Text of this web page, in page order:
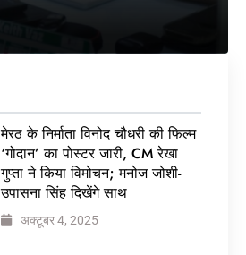
मेरठ के निर्माता विनोद चौधरी की फिल्म
‘गोदान’ का पोस्टर जारी, CM रेखा
गुप्ता ने किया विमोचन; मनोज जोशी-
उपासना सिंह दिखेंगे साथ
अक्टूबर 4, 2025